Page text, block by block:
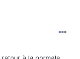
à la normale,